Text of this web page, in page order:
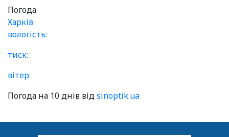
Погода
Харків
вологість:
тиск:
вітер:
Погода на 10 днів відsinoptik.ua